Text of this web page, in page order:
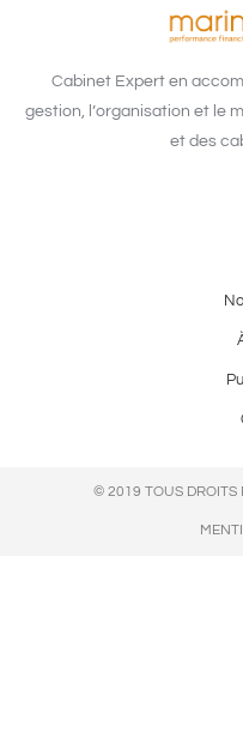
Cabinet Expert en
gestion, l’organisation et le
et des
© 2019 TOUS DROITS